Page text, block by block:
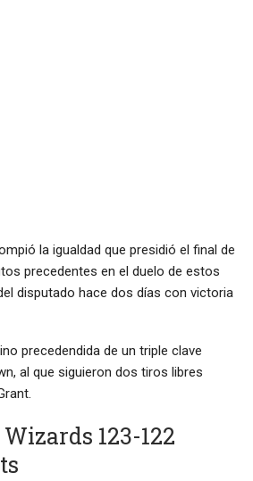
la igualdad que presidió el final de
precedentes en el duelo de estos
disputado hace dos días con victoria
precedendida de un triple clave
al que siguieron dos tiros libres
123-122